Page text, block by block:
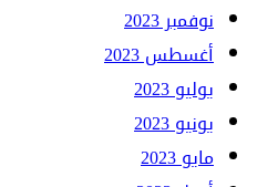
نوفمبر 2023
أغسطس 2023
يوليو 2023
يونيو 2023
مايو 2023